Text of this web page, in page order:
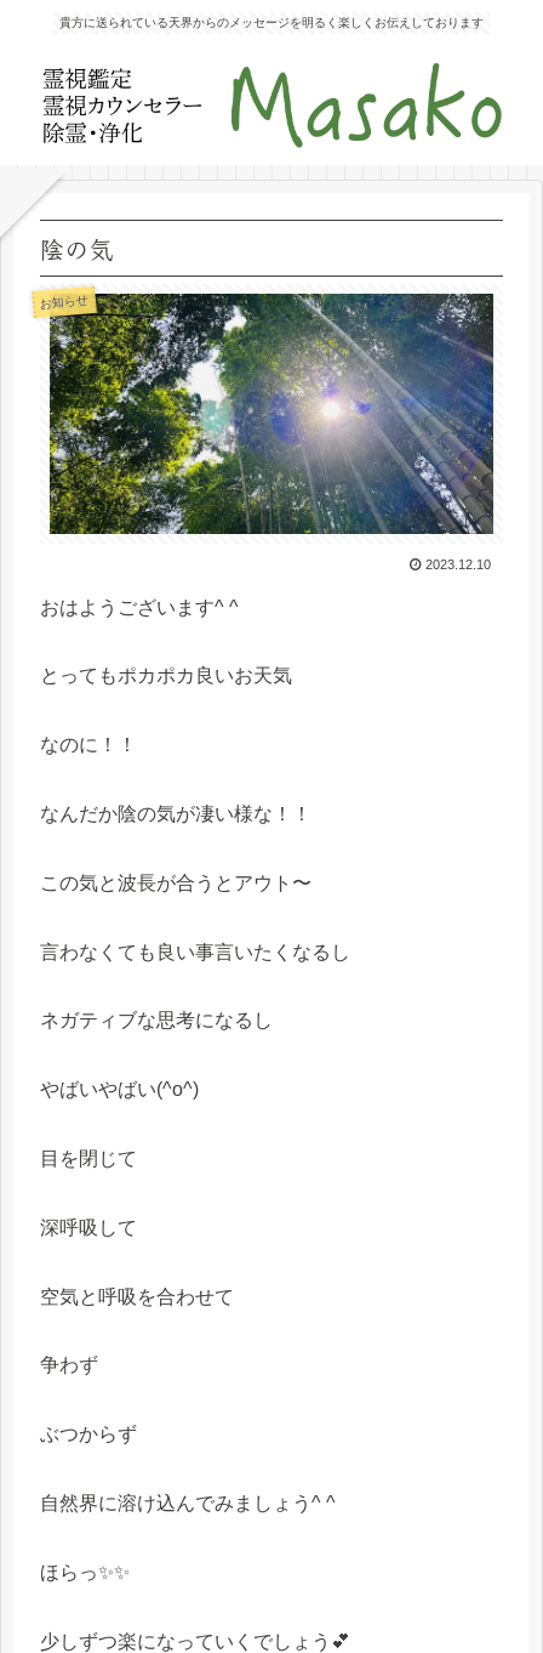
貴方に送られている天界からのメッセージを明るく楽しくお伝えしております
陰の気
お知らせ
2023.12.10
おはようございます^ ^
とってもポカポカ良いお天気
なのに！！
なんだか陰の気が凄い様な！！
この気と波長が合うとアウト〜
言わなくても良い事言いたくなるし
ネガティブな思考になるし
やばいやばい(^o^)
目を閉じて
深呼吸して
空気と呼吸を合わせて
争わず
ぶつからず
自然界に溶け込んでみましょう^ ^
ほらっ✨✨
少しずつ楽になっていくでしょう💕